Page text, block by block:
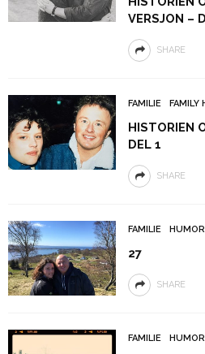
VERSJON –
SHARE
FAMILIE FAMILY
HISTORIEN
DEL 1
SHARE
FAMILIE HUMOR
27
SHARE
FAMILIE HUMOR